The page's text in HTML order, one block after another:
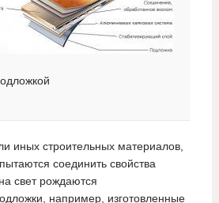
иных строительных материалов,
соединить свойства
свет рождаются
например, изготовленные